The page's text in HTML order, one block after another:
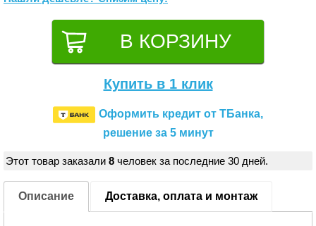
Купить в 1 клик
Оформить кредит от ТБанка,
решение за 5 минут
Этот товар заказали 8 человек за последние 30 дней.
Описание Доставка, оплата и монтаж